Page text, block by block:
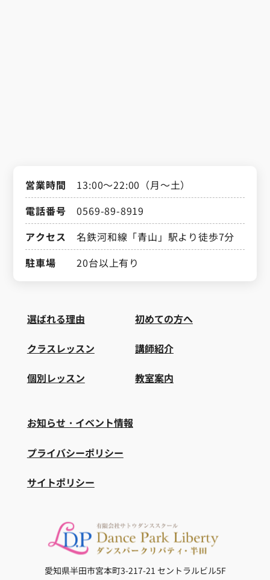
営業時間
13:00～22:00（月～土）
電話番号
0569-89-8919
アクセス
名鉄河和線「青山」駅より徒歩7分
駐車場
20台以上有り
選ばれる理由
クラスレッスン
個別レッスン
初めての方へ
講師紹介
教室案内
お知らせ・イベント情報
プライバシーポリシー
サイトポリシー
愛知県半田市宮本町3-217-21 セントラルビル5F